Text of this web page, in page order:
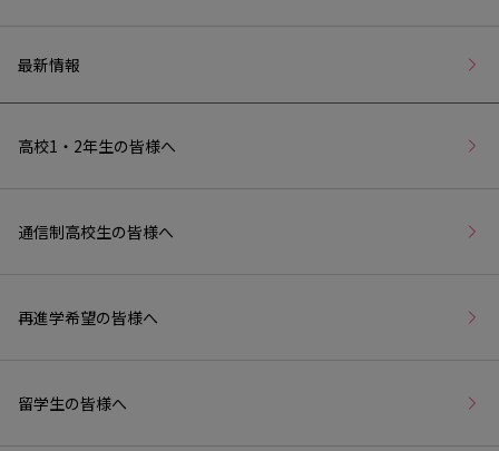
最新情報
高校1・2年生の皆様へ
通信制高校生の皆様へ
再進学希望の皆様へ
留学生の皆様へ